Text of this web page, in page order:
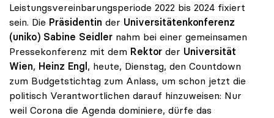
Leistungsvereinbarungsperiode 2022 bis 2024 fixiert
sein. Die Präsidentin der Universitätenkonferenz
(uniko) Sabine Seidler nahm bei einer gemeinsamen
Pressekonferenz mit dem Rektor der Universität
Wien, Heinz Engl , heute, Dienstag, den Countdown
zum Budgetstichtag zum Anlass, um schon jetzt die
politisch Verantwortlichen darauf hinzuweisen: Nur
weil Corona die Agenda dominiere, dürfe das